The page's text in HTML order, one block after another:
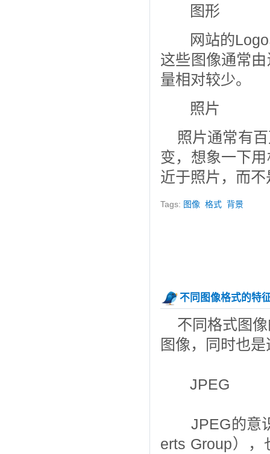
图形
网站的
这些图像通常
量相对较少。
照片
照片通常有
变，想象一下
近于照片，而
Tags: 图像 格式 背景
不同图像格式的特
不同格式图
图像，同时也
JPEG
JPEG的意识
erts Group）